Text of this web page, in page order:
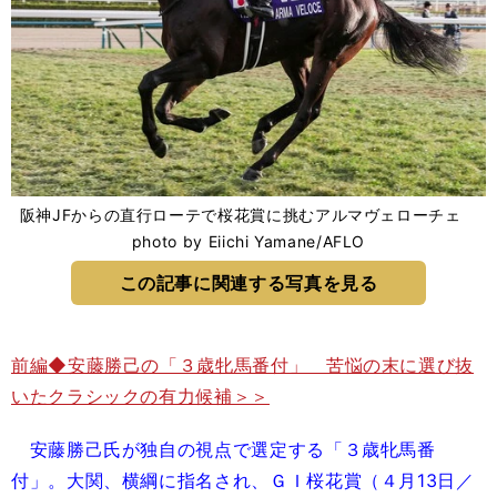
阪神JFからの直行ローテで桜花賞に挑むアルマヴェローチェ
photo by Eiichi Yamane/AFLO
この記事に関連する写真を見る
前編◆安藤勝己の「３歳牝馬番付」 苦悩の末に選び抜
いたクラシックの有力候補＞＞
安藤勝己氏が独自の視点で選定する「３歳牝馬番
付」。大関、横綱に指名され、ＧＩ桜花賞（４月13日／